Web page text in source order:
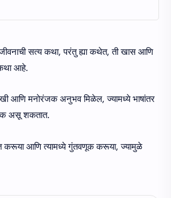
सत्य कथा, परंतु ह्या कथेत, ती खास आणि
आहे.
आणि मनोरंजक अनुभव मिळेल, ज्यामध्ये भाषांतर
असू शकतात.
करूया आणि त्यामध्ये गुंतवणूक करूया, ज्यामुळे